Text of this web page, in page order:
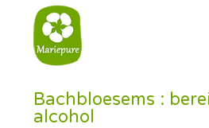
Bachbloesems :
alcohol